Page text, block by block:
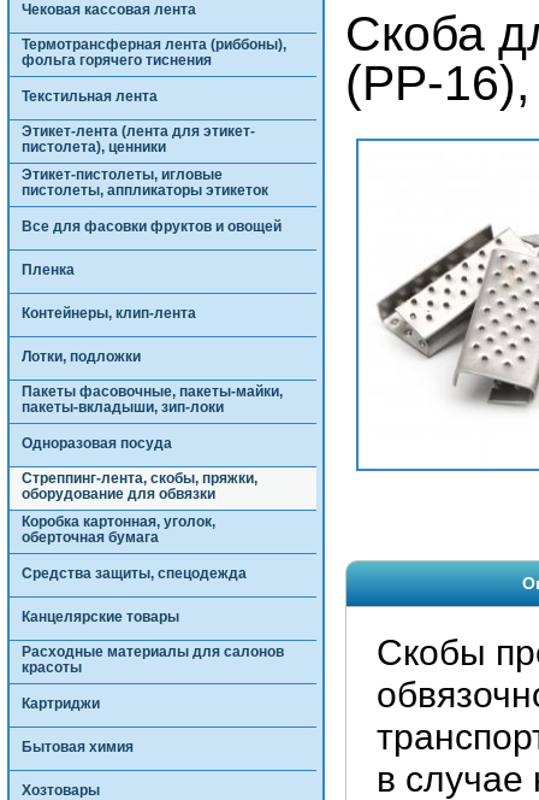
Чековая кассовая лента
Термотрансферная лента (риббоны),
фольга горячего тиснения
Текстильная лента
Этикет-лента (лента для этикет-
пистолета), ценники
Этикет-пистолеты, игловые
пистолеты, аппликаторы этикеток
Все для фасовки фруктов и овощей
Пленка
Контейнеры, клип-лента
Лотки, подложки
Пакеты фасовочные, пакеты-майки,
пакеты-вкладыши, зип-локи
Одноразовая посуда
Стреппинг-лента, скобы, пряжки,
оборудование для обвязки
Коробка картонная, уголок,
оберточная бумага
Средства защиты, спецодежда
Канцелярские товары
Расходные материалы для салонов
красоты
Картриджи
Бытовая химия
Хозтовары
Скоба
(РР-16),
Скобы
в случае